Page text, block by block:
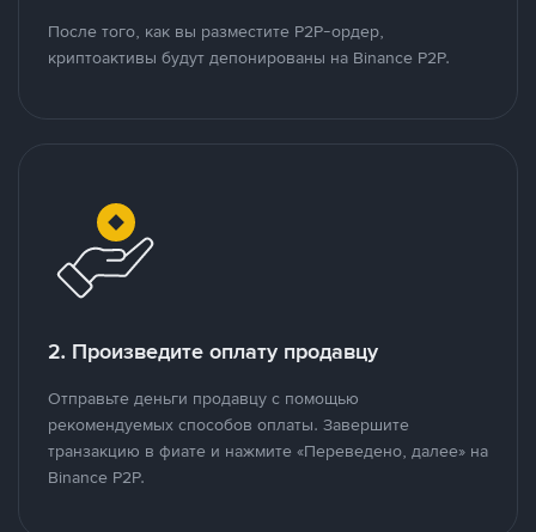
После того, как вы разместите P2P-ордер,
криптоактивы будут депонированы на Binance P2P.
2. Произведите оплату продавцу
Отправьте деньги продавцу с помощью
рекомендуемых способов оплаты. Завершите
транзакцию в фиате и нажмите «Переведено, далее» на
Binance P2P.